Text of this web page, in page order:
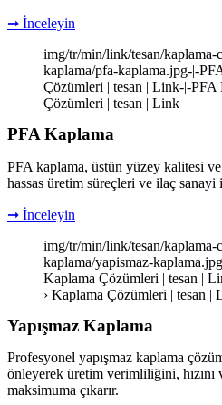
➞ İnceleyin
img/tr/min/link/tesan/kaplama-
kaplama/pfa-kaplama.jpg-|-
Çözümleri | tesan | Link-|-PFA
Çözümleri | tesan | Link
PFA Kaplama
PFA kaplama, üstün yüzey kalitesi ve
hassas üretim süreçleri ve ilaç
➞ İnceleyin
img/tr/min/link/tesan/kaplama-
kaplama/yapismaz-
Kaplama Çözümleri | tesan |
› Kaplama Çözümleri | tesan |
Yapışmaz Kaplama
Profesyonel yapışmaz kaplama
önleyerek üretim verimliliğini,
maksimuma çıkarır.